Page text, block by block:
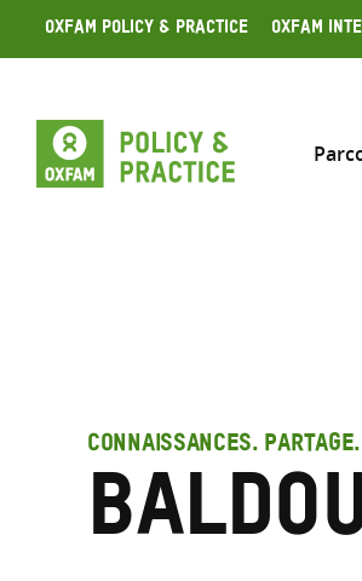
Skip
to
Oxfam Policy & Practice Oxfam
CONNAISSANCES. PARTAGE.